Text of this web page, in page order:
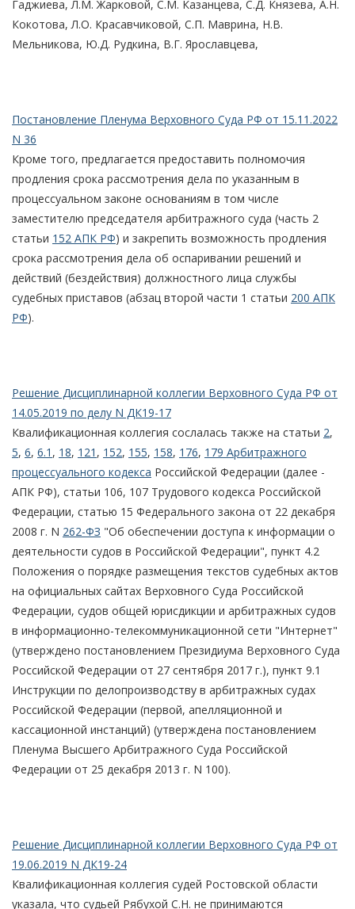
Гаджиева, Л.М. Жарковой, С.М. Казанцева, С.Д. Князева, А.Н.
Кокотова, Л.О. Красавчиковой, С.П. Маврина, Н.В.
Мельникова, Ю.Д. Рудкина, В.Г. Ярославцева,
Постановление Пленума Верховного Суда РФ от 15.11.2022
N 36
Кроме того, предлагается предоставить полномочия
продления срока рассмотрения дела по указанным в
процессуальном законе основаниям в том числе
заместителю председателя арбитражного суда (часть 2
статьи 152 АПК РФ) и закрепить возможность продления
срока рассмотрения дела об оспаривании решений и
действий (бездействия) должностного лица службы
судебных приставов (абзац второй части 1 статьи 200 АПК
РФ).
Решение Дисциплинарной коллегии Верховного Суда РФ от
14.05.2019 по делу N ДК19-17
Квалификационная коллегия сослалась также на статьи 2,
5, 6, 6.1 , 18, 121 , 152, 155, 158, 176, 179 Арбитражного
процессуального кодекса Российской Федерации (далее -
АПК РФ), статьи 106, 107 Трудового кодекса Российской
Федерации, статью 15 Федерального закона от 22 декабря
2008 г. N 262-ФЗ "Об обеспечении доступа к информации о
деятельности судов в Российской Федерации", пункт 4.2
Положения о порядке размещения текстов судебных актов
на официальных сайтах Верховного Суда Российской
Федерации, судов общей юрисдикции и арбитражных судов
в информационно-телекоммуникационной сети "Интернет"
(утверждено постановлением Президиума Верховного Суда
Российской Федерации от 27 сентября 2017 г.), пункт 9.1
Инструкции по делопроизводству в арбитражных судах
Российской Федерации (первой, апелляционной и
кассационной инстанций) (утверждена постановлением
Пленума Высшего Арбитражного Суда Российской
Федерации от 25 декабря 2013 г. N 100).
Решение Дисциплинарной коллегии Верховного Суда РФ от
19.06.2019 N ДК19-24
Квалификационная коллегия судей Ростовской области
указала, что судьей Рябухой С.Н. не принимаются